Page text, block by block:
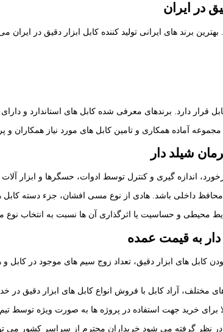
در ایران
برند های ایرانی تولید کننده کابل ابزار دقیق در ایران
دارد. برندهای معرفی شده کابل های استاندارد و دارای
آماده همکاری و تامین کابل های مورد نیاز همکاران
شیلد دار
اندازه گیری و کنترل توسط ادوات، حسگرها و ابزار
محافظ داخلی باشد. هادی از نوع مسی افشان، جزء دسته
محیطی و حساسیت یا اثرگذاری آن ها نسبت به انتخاب نوع
به قیمت عمده
کابل های ابزار دقیق، تعداد زوج سیم های موجود در
مختلف، آراد کابل با فروش انواع کابل های ابزار دقیق
برای خرید جهت استفاده در پروژه ها به صورت ویژه توسط
نظر گرفته می شود خریداران محترم از سراسر کشور می